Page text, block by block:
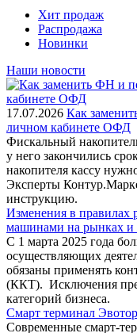
Хит продаж
Распродажа
Новинки
Наши новости
17.07.2026 Как
личном кабинете ОФД
Фискальный
у него закончились
накопителя кассу
Эксперты
инструкцию.
Изменения в правилах
машинами на рынках и
С 1 марта 2025 года
осуществляющих
обязаны применять
(ККТ). Исключения
категорий бизнеса.
Смарт терминал
Современные смарт-